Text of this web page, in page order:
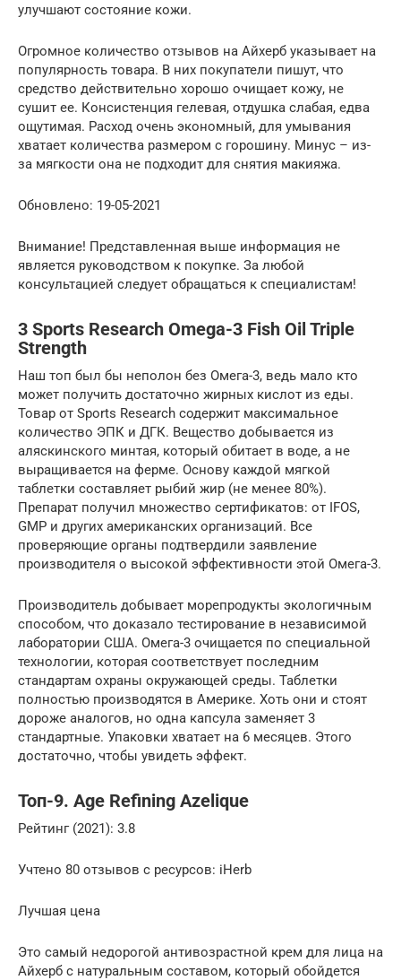
улучшают состояние кожи.
Огромное количество отзывов на Айхерб указывает на
популярность товара. В них покупатели пишут, что
средство действительно хорошо очищает кожу, не
сушит ее. Консистенция гелевая, отдушка слабая, едва
ощутимая. Расход очень экономный, для умывания
хватает количества размером с горошину. Минус – из-
за мягкости она не подходит для снятия макияжа.
Обновлено: 19-05-2021
Внимание! Представленная выше информация не
является руководством к покупке. За любой
консультацией следует обращаться к специалистам!
3 Sports Research Omega-3 Fish Oil Triple
Strength
Наш топ был бы неполон без Омега-3, ведь мало кто
может получить достаточно жирных кислот из еды.
Товар от Sports Research содержит максимальное
количество ЭПК и ДГК. Вещество добывается из
аляскинского минтая, который обитает в воде, а не
выращивается на ферме. Основу каждой мягкой
таблетки составляет рыбий жир (не менее 80%).
Препарат получил множество сертификатов: от IFOS,
GMP и других американских организаций. Все
проверяющие органы подтвердили заявление
производителя о высокой эффективности этой Омега-3.
Производитель добывает морепродукты экологичным
способом, что доказало тестирование в независимой
лаборатории США. Омега-3 очищается по специальной
технологии, которая соответствует последним
стандартам охраны окружающей среды. Таблетки
полностью производятся в Америке. Хоть они и стоят
дороже аналогов, но одна капсула заменяет 3
стандартные. Упаковки хватает на 6 месяцев. Этого
достаточно, чтобы увидеть эффект.
Топ-9. Age Refining Azelique
Рейтинг (2021): 3.8
Учтено 80 отзывов с ресурсов: iHerb
Лучшая цена
Это самый недорогой антивозрастной крем для лица на
Айхерб с натуральным составом, который обойдется